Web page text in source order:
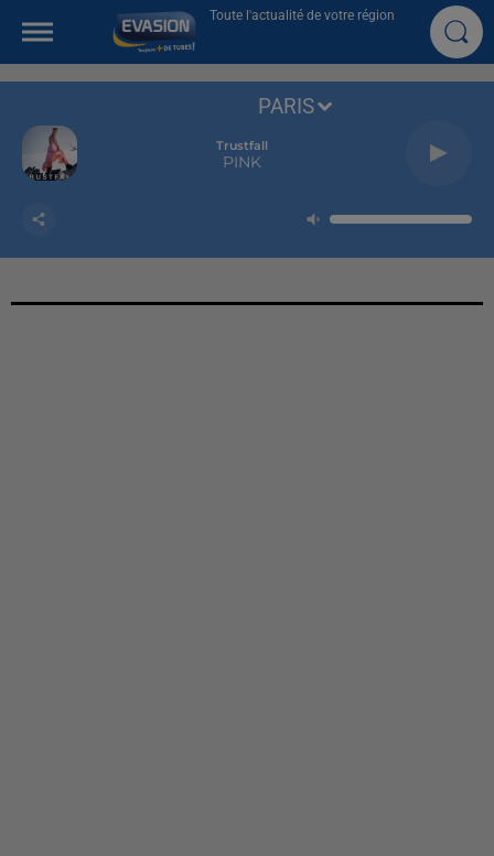
Toute l'actualité de votre région
Trustfall
PINK
PARIS